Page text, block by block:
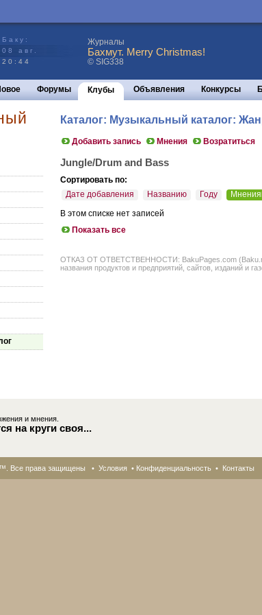
Баку:
08 авг.
20:44
Журналы
Бахмут. Merry Christmas!
© SIG338
Форумы Клубы Объявления Конкурсы
Каталог: Музыкальный каталог:
Добавить запись Мнения Возратиться
Jungle/Drum and Bass
Сортировать по:
Дате добавления
Названию Году
В этом списке нет записей
Показать все
ОТКАЗ ОТ ОТВЕТСТВЕННОСТИ: BakuPages.com (Baku.ru)
названия продуктов и предприятий, сайтов, изданий и
и мнения.
на круги своя...
Все права защищены • Условия • Конфиденциальность • Контакты